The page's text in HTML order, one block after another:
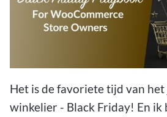
Het is de favoriete tijd van
winkelier - Black Friday! En ik